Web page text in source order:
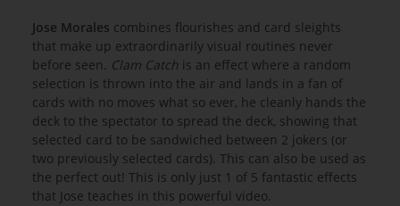
Jose Morales combines flourishes and card sleights
that make up extraordinarily visual routines never
before seen. Clam Catch is an effect where a random
selection is thrown into the air and lands in a fan of
cards with no moves what so ever, he cleanly hands the
deck to the spectator to spread the deck, showing that
selected card to be sandwiched between 2 jokers (or
two previously selected cards). This can also be used as
the perfect out! This is only just 1 of 5 fantastic effects
that Jose teaches in this powerful video.